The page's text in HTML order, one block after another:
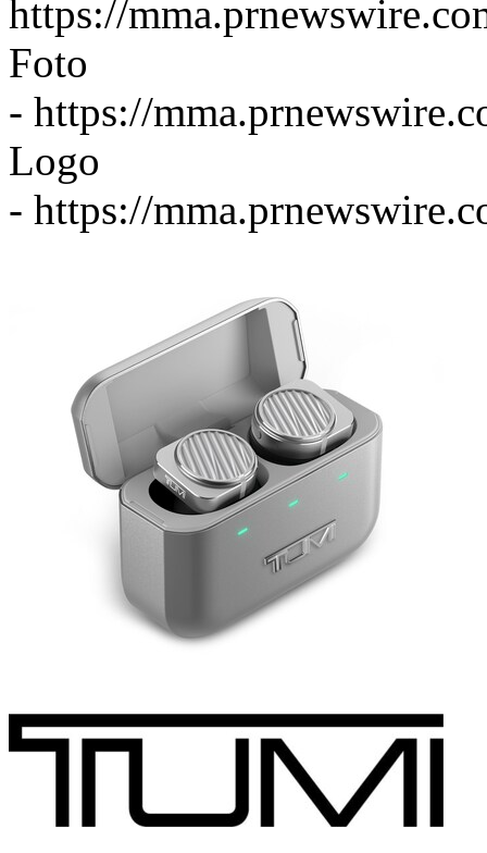
https://
Foto
- https://
Logo
- https://